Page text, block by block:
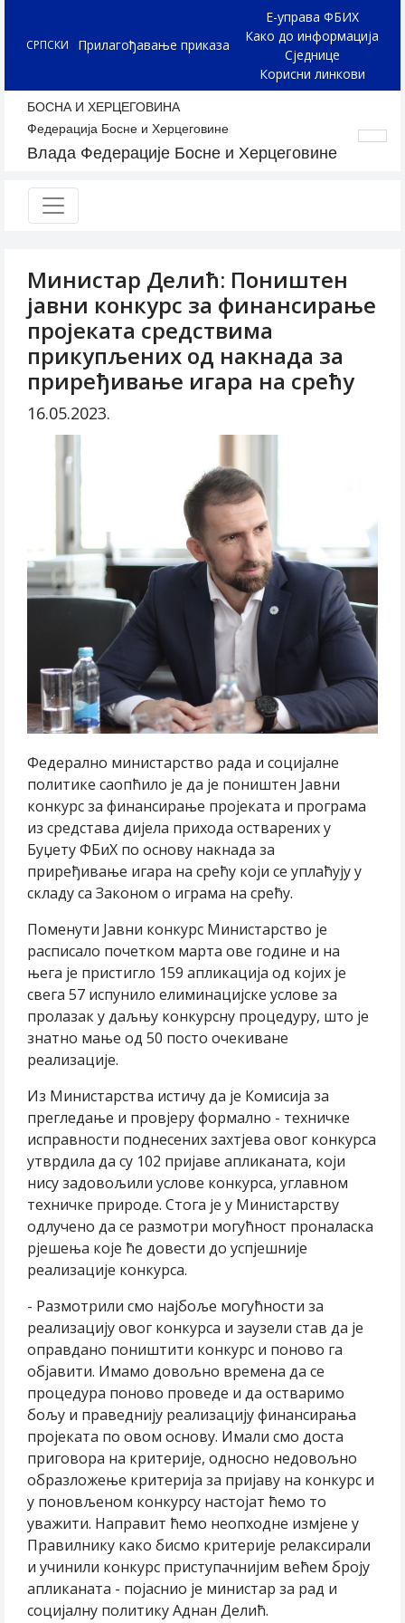
СРПСКИ Прилагођавање приказа
Е-управа ФБИХ
Како до информација
Сједнице
Корисни линкови
БОСНА И ХЕРЦЕГОВИНА
Федерација Босне и Херцеговине
Влада Федерације Босне и Херцеговине
Министар Делић: Поништен
јавни конкурс за финансирање
пројеката средствима
прикупљених од накнада за
приређивање игара на срећу
16.05.2023.
Федерално министарство рада и социјалне
политике саопћило је да је поништен Јавни
конкурс за финансирање пројеката и програма
из средстава дијела прихода остварених у
Буџету ФБиХ по основу накнада за
приређивање игара на срећу који се уплаћују у
складу са Законом о играма на срећу.
Поменути Јавни конкурс Министарство је
расписало почетком марта ове године и на
њега је пристигло 159 апликација од којих је
свега 57 испунило елиминацијске услове за
пролазак у даљњу конкурсну процедуру, што је
знатно мање од 50 посто очекиване
реализације.
Из Министарства истичу да је Комисија за
прегледање и провјеру формално - техничке
исправности поднесених захтјева овог конкурса
утврдила да су 102 пријаве апликаната, који
нису задовољили услове конкурса, углавном
техничке природе. Стога је у Министарству
одлучено да се размотри могућност проналаска
рјешења које ће довести до успјешније
реализације конкурса.
- Размотрили смо најбоље могућности за
реализацију овог конкурса и заузели став да је
оправдано поништити конкурс и поново га
објавити. Имамо довољно времена да се
процедура поново проведе и да остваримо
бољу и праведнију реализацију финансирања
пројеката по овом основу. Имали смо доста
приговора на критерије, односно недовољно
образложење критерија за пријаву на конкурс и
у поновљеном конкурсу настојат ћемо то
уважити. Направит ћемо неопходне измјене у
Правилнику како бисмо критерије релаксирали
и учинили конкурс приступачнијим већем броју
апликаната - појаснио је министар за рад и
социјалну политику Аднан Делић.